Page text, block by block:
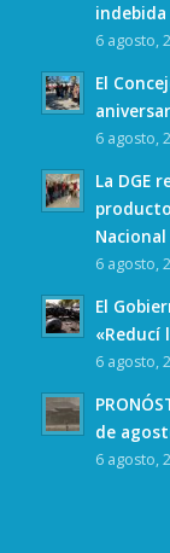
6 agosto,
El
6 agosto,
La DGE
6 agosto,
El
«Reducí
6 agosto,
de
6 agosto,